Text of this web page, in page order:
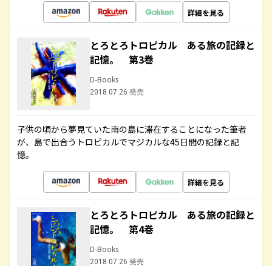
詳細を見る
とろとろトロピカル ある旅の記録と
記憶。 第3巻
D-Books
2018.07.26 発売
子供の頃から夢見ていた南の島に滞在することになった筆者
が、島で出合うトロピカルでマジカルな45日間の記録と記
憶。
詳細を見る
とろとろトロピカル ある旅の記録と
記憶。 第4巻
D-Books
2018.07.26 発売